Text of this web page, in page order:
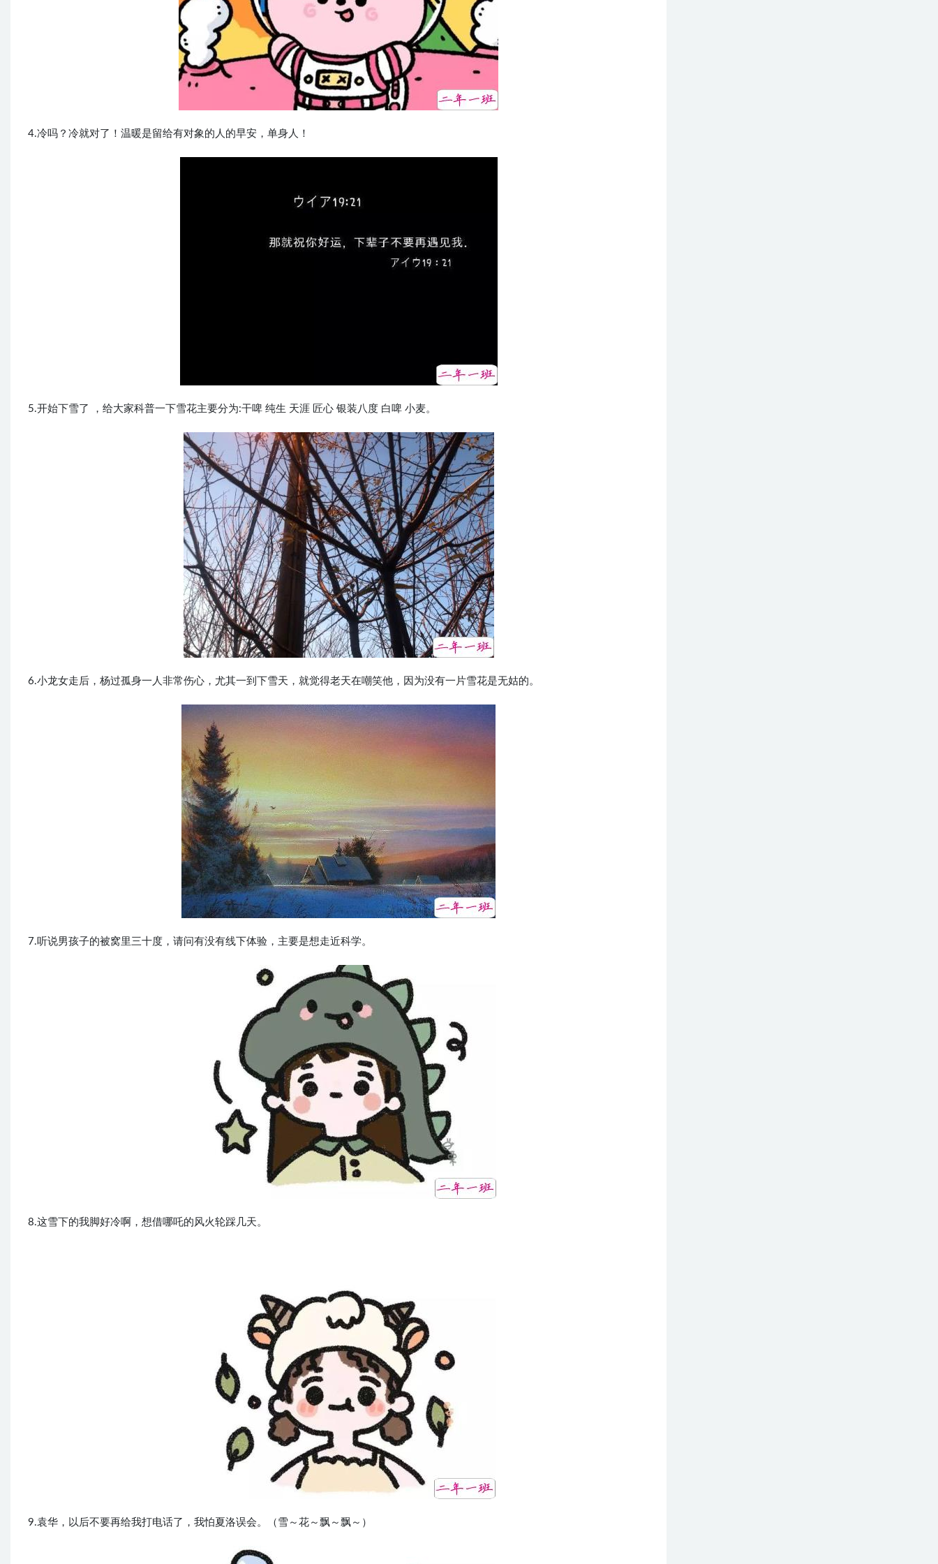
4.冷吗？冷就对了！温暖是留给有对象的人的早安，单身人！
5.开始下雪了 ，给大家科普一下雪花主要分为:干啤 纯生 天涯 匠心 银装八度 白啤 小麦。
6.小龙女走后，杨过孤身一人非常伤心，尤其一到下雪天，就觉得老天在嘲笑他，因为没有一片雪花是无姑的。
7.听说男孩子的被窝里三十度，请问有没有线下体验，主要是想走近科学。
8.这雪下的我脚好冷啊，想借哪吒的风火轮踩几天。
9.袁华，以后不要再给我打电话了，我怕夏洛误会。（雪～花～飘～飘～）